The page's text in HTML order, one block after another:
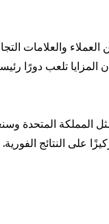
العملاء والعلامات
المزايا تلعب دورًا
المملكة المتحدة
على النتائج